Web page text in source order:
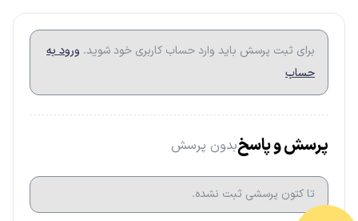
برای ثبت پرسش باید وارد حساب کاربری خود شوید. ورود به
حساب
پرسش و پاسخبدون پرسش
تا کتون پرسشی ثبت نشده.